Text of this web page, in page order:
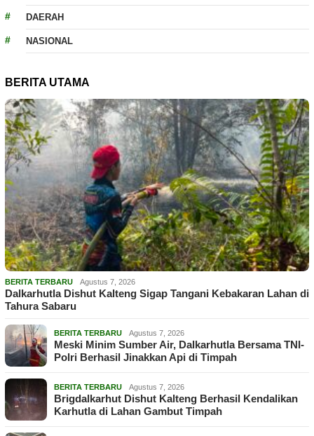
DAERAH
NASIONAL
BERITA UTAMA
BERITA TERBARU Agustus 7, 2026
Dalkarhutla Dishut Kalteng Sigap Tangani Kebakaran Lahan di
Tahura Sabaru
BERITA TERBARU Agustus 7, 2026
Meski Minim Sumber Air, Dalkarhutla Bersama TNI-
Polri Berhasil Jinakkan Api di Timpah
BERITA TERBARU Agustus 7, 2026
Brigdalkarhut Dishut Kalteng Berhasil Kendalikan
Karhutla di Lahan Gambut Timpah